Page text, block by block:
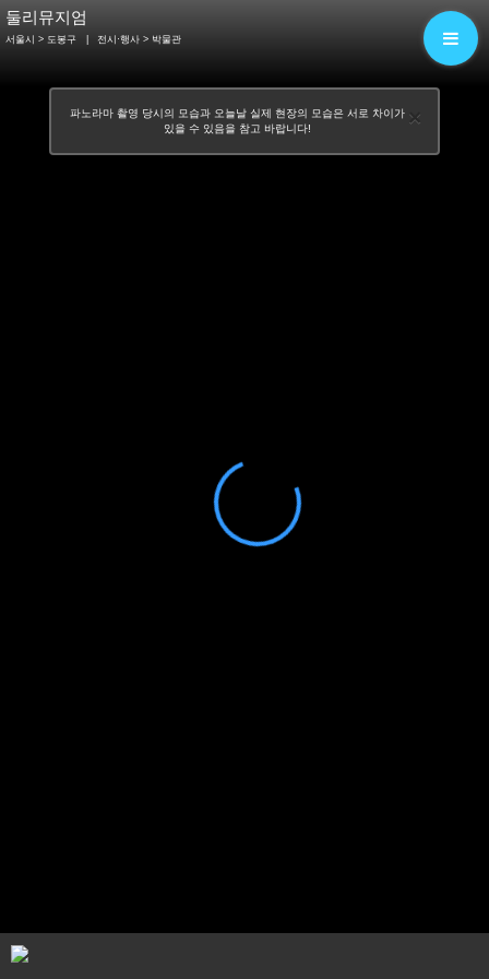
둘리뮤지엄
서울시 > 도봉구 전시·행사 > 박물관
×
파노라마 촬영 당시의 모습과 오늘날 실제 현장의 모습은 서로 차이가
있을 수 있음을 참고 바랍니다!